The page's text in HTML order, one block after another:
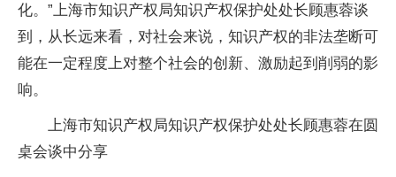
化。”上海市知识产权局知识产权保护处处长顾惠蓉谈
到，从长远来看，对社会来说，知识产权的非法垄断可
能在一定程度上对整个社会的创新、激励起到削弱的影
响。
上海市知识产权局知识产权保护处处长顾惠蓉在圆
桌会谈中分享